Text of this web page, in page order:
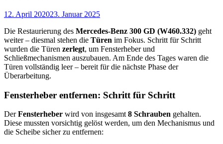
12. April 202023. Januar 2025
Die Restaurierung des Mercedes-Benz 300 GD (W460.332) geht
weiter – diesmal stehen die Türen im Fokus. Schritt für Schritt
wurden die Türen zerlegt, um Fensterheber und
Schließmechanismen auszubauen. Am Ende des Tages waren die
Türen vollständig leer – bereit für die nächste Phase der
Überarbeitung.
Fensterheber entfernen: Schritt für Schritt
DerFensterheber wird von insgesamt 8 Schrauben gehalten.
Diese mussten vorsichtig gelöst werden, um den Mechanismus und
die Scheibe sicher zu entfernen: